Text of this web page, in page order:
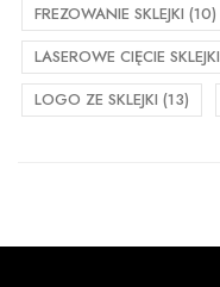
FREZOWANIE SKLEJKI (10)
LASEROWE CIĘCIE SKLEJKI
LOGO ZE SKLEJKI (13)